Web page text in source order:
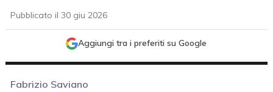
Pubblicato il 30 giu 2026
Aggiungi tra i preferiti su Google
Fabrizio Saviano